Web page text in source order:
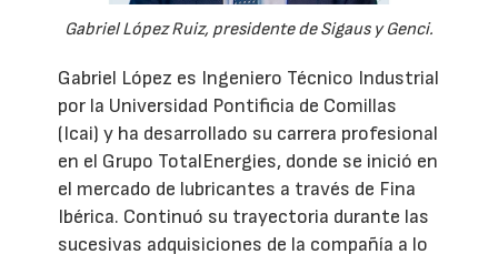
Gabriel López Ruiz, presidente de Sigaus y Genci.
Gabriel López es Ingeniero Técnico Industrial
por la Universidad Pontificia de Comillas
(Icai) y ha desarrollado su carrera profesional
en el Grupo TotalEnergies, donde se inició en
el mercado de lubricantes a través de Fina
Ibérica. Continuó su trayectoria durante las
sucesivas adquisiciones de la compañía a lo